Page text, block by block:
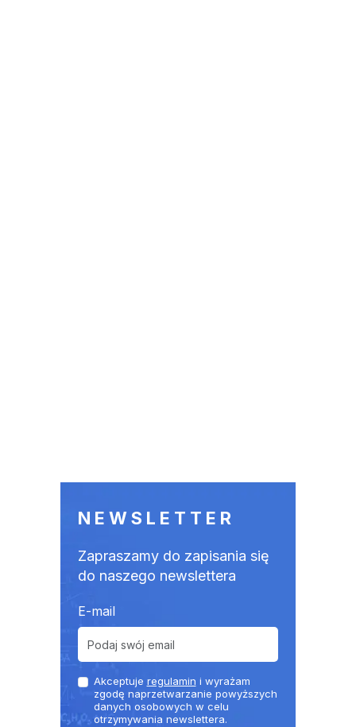
NEWSLETTER
Zapraszamy do zapisania się
do naszego newslettera
E-mail
Akceptuje regulamin i wyrażam
zgodę naprzetwarzanie powyższych
danych osobowych w celu
otrzymywania newslettera.